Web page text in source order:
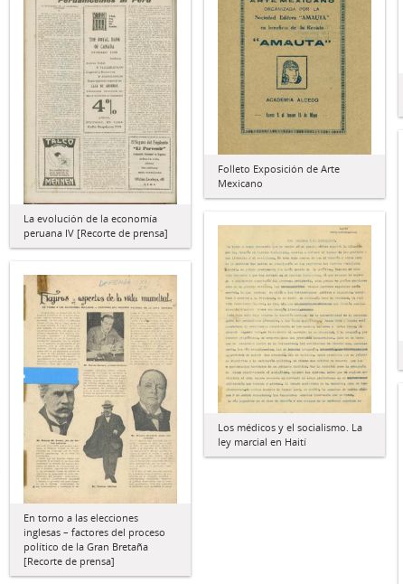
Folleto Exposición de Arte
Mexicano
La evolución de la economía
peruana IV [Recorte de prensa]
Los médicos y el socialismo. La
ley marcial en Haití
En torno a las elecciones
inglesas – factores del proceso
político de la Gran Bretaña
[Recorte de prensa]